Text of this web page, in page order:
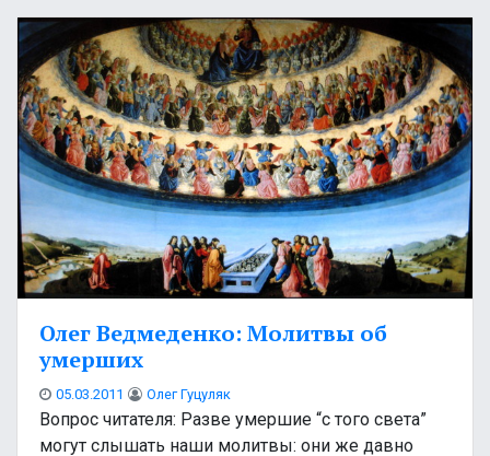
Олег Ведмеденко: Молитвы об
умерших
05.03.2011 Олег Гуцуляк
Вопрос читателя: Разве умершие “с того света”
могут слышать наши молитвы: они же давно